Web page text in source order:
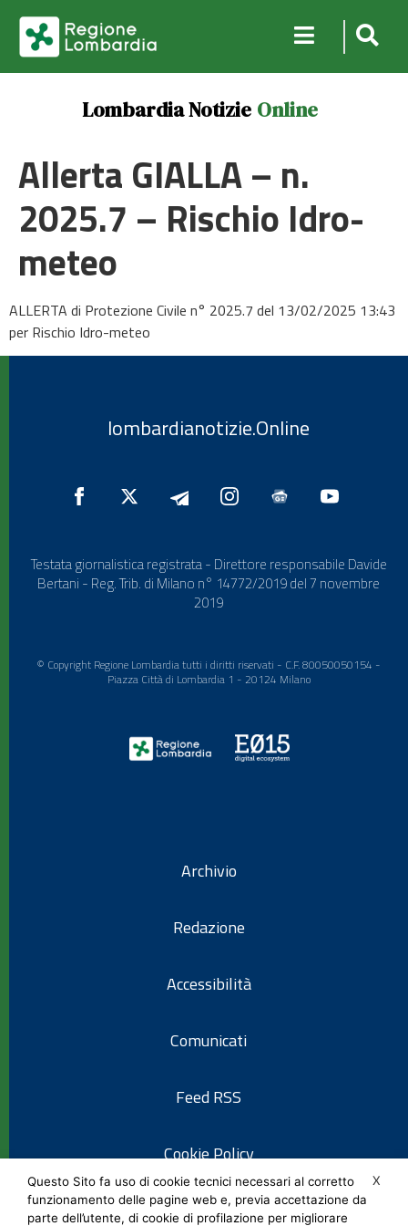
Lombardia Notizie Online
Allerta GIALLA – n.
2025.7 – Rischio Idro-
meteo
ALLERTA di Protezione Civile n° 2025.7 del 13/02/2025 13:43
per Rischio Idro-meteo
lombardianotizie.Online
Testata giornalistica registrata - Direttore responsabile Davide
Bertani - Reg. Trib. di Milano n° 14772/2019 del 7 novembre
2019
© Copyright Regione Lombardia tutti i diritti riservati - C.F. 80050050154 -
Piazza Città di Lombardia 1 - 20124 Milano
Archivio
Redazione
Accessibilità
Comunicati
Feed RSS
Cookie Policy
Informativa privacy
X
Questo Sito fa uso di cookie tecnici necessari al corretto
funzionamento delle pagine web e, previa accettazione da
parte dell’utente, di cookie di profilazione per migliorare